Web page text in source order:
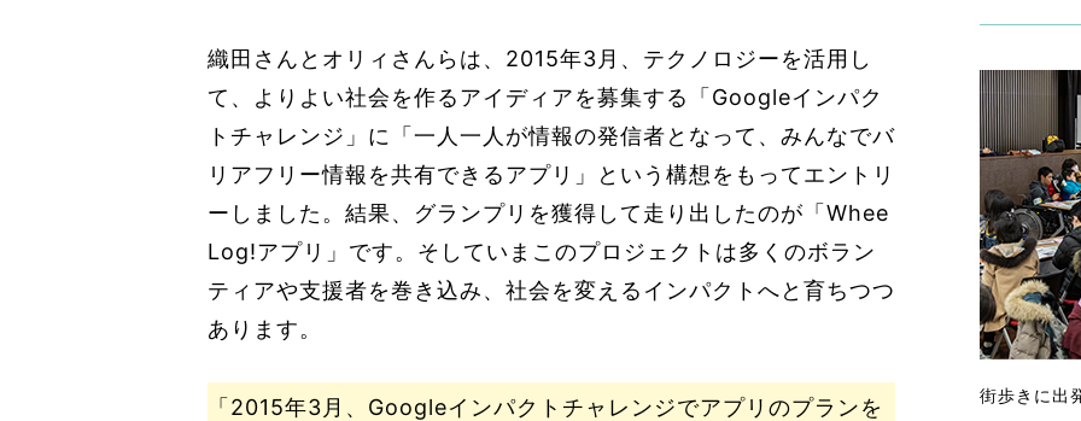
織田さんとオリィさんらは、2015年3月、テクノロジーを活用し
て、よりよい社会を作るアイディアを募集する「Googleインパク
トチャレンジ」に「一人一人が情報の発信者となって、みんなでバ
リアフリー情報を共有できるアプリ」という構想をもってエントリ
ーしました。結果、グランプリを獲得して走り出したのが「Whee
Log!アプリ」です。そしていまこのプロジェクトは多くのボラン
ティアや支援者を巻き込み、社会を変えるインパクトへと育ちつつ
あります。
「2015年3月、Googleインパクトチャレンジでアプリのプランを
街歩きに出